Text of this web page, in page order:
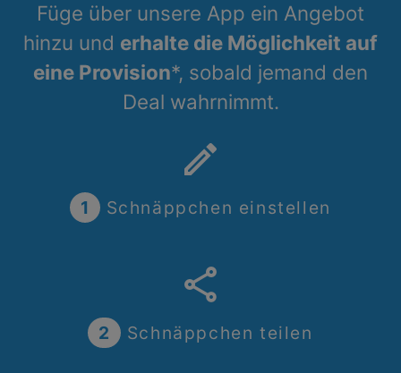
Füge über unsere App ein Angebot
hinzu und erhalte die Möglichkeit auf
eine Provision*, sobald jemand den
Deal wahrnimmt.
create
1 Schnäppchen einstellen
share
2 Schnäppchen teilen